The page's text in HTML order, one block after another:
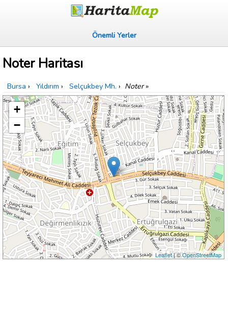
Önemli Yerler
Noter Haritası
Bursa › Yıldırım › Selçukbey Mh. › Noter»
+
−
Leaflet| ©OpenStreetMap